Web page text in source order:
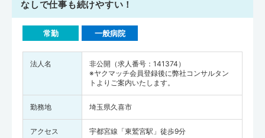
なしで仕事も続けやすい！
常勤 一般病院
法人名
非公開（求人番号：141374）
※ヤクマッチ会員登録後に弊社コンサルタン
トよりご案内いたします。
勤務地 埼玉県久喜市
アクセス 宇都宮線「東鷲宮駅」徒歩9分